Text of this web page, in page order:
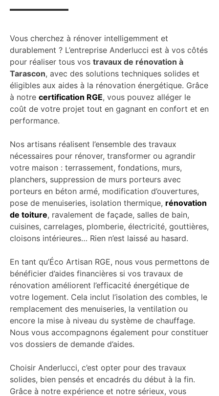
Vous cherchez à rénover intelligemment et
durablement ? L’entreprise Anderlucci est à vos côtés
pour réaliser tous vos travaux de rénovation à
Tarascon, avec des solutions techniques solides et
éligibles aux aides à la rénovation énergétique. Grâce
à notre certification RGE, vous pouvez alléger le
coût de votre projet tout en gagnant en confort et en
performance.
Nos artisans réalisent l’ensemble des travaux
nécessaires pour rénover, transformer ou agrandir
votre maison : terrassement, fondations, murs,
planchers, suppression de murs porteurs avec
porteurs en béton armé, modification d’ouvertures,
pose de menuiseries, isolation thermique, rénovation
de toiture, ravalement de façade, salles de bain,
cuisines, carrelages, plomberie, électricité, gouttières,
cloisons intérieures… Rien n’est laissé au hasard.
En tant qu’Éco Artisan RGE, nous vous permettons de
bénéficier d’aides financières si vos travaux de
rénovation améliorent l’efficacité énergétique de
votre logement. Cela inclut l’isolation des combles, le
remplacement des menuiseries, la ventilation ou
encore la mise à niveau du système de chauffage.
Nous vous accompagnons également pour constituer
vos dossiers de demande d’aides.
Choisir Anderlucci, c’est opter pour des travaux
solides, bien pensés et encadrés du début à la fin.
Grâce à notre expérience et notre sérieux, vous